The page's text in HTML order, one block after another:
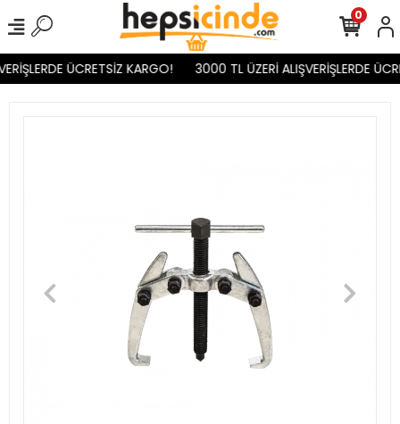
ÜCRETSİZ KARGO! 3000 TL ÜZERİ ALIŞVERİŞLERDE
0